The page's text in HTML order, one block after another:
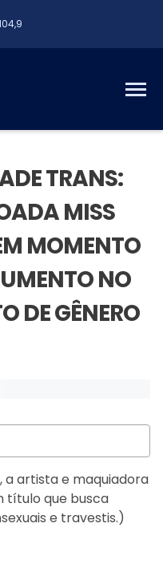
TRANS:
MISS
MOMENTO
NO
DE GÊNERO
a artista e maquiadora
título que busca
e travestis.)